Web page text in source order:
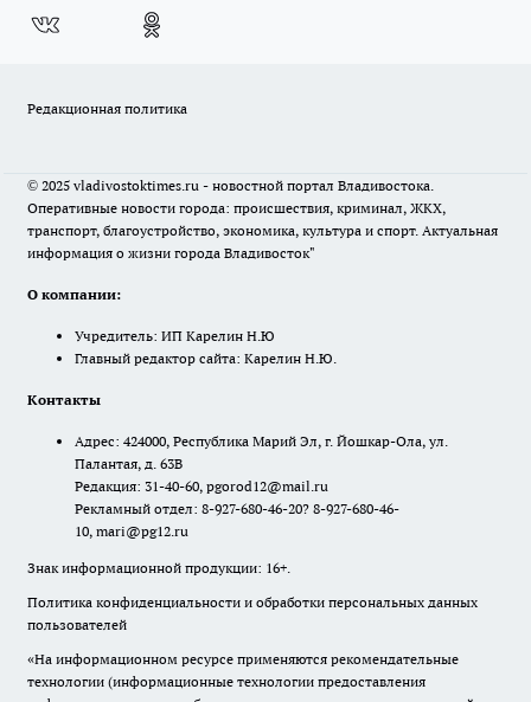
Редакционная политика
© 2025 vladivostoktimes.ru - новостной портал Владивостока.
Оперативные новости города: происшествия, криминал, ЖКХ,
транспорт, благоустройство, экономика, культура и спорт. Актуальная
информация о жизни города Владивосток"
О компании:
Учредитель: ИП Карелин Н.Ю
Главный редактор сайта: Карелин Н.Ю.
Контакты
Адрес: 424000, Республика Марий Эл, г. Йошкар-Ола, ул.
Палантая, д. 63В
Редакция: 31-40-60, pgorod12@mail.ru
Рекламный отдел: 8-927-680-46-20? 8-927-680-46-
10, mari@pg12.ru
Знак информационной продукции: 16+.
Политика конфиденциальности и обработки персональных данных
пользователей
«На информационном ресурсе применяются рекомендательные
технологии (информационные технологии предоставления